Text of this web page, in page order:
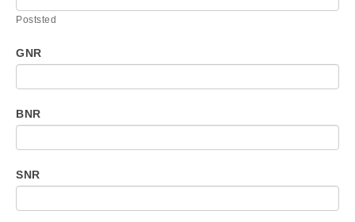
Poststed
GNR
BNR
SNR